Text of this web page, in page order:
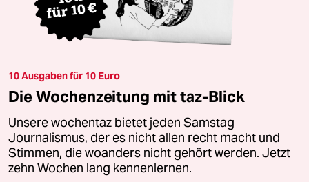
10 Ausgaben für 10 Euro
Die Wochenzeitung mit taz-Blick
Unsere wochentaz bietet jeden Samstag
Journalismus, der es nicht allen recht macht und
Stimmen, die woanders nicht gehört werden. Jetzt
zehn Wochen lang kennenlernen.